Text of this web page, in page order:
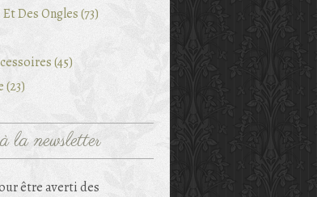
Des Ongles (73)
(45)
la newsletter
être averti des